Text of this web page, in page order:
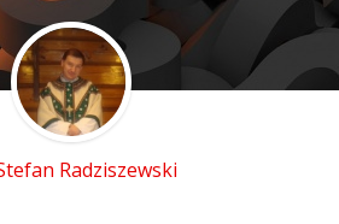
Radziszewski